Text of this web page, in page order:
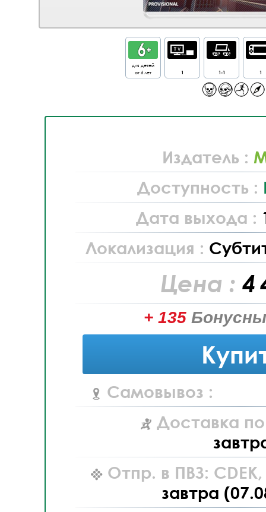
для детей
от 6 лет
1 1-1 1
Издатель :
Доступность :
Дата выхода :
Локализация :
Цена : 4
+ 135
Самовывоз :
Доставка
Отпр. в ПВЗ: CDEK,
завтра